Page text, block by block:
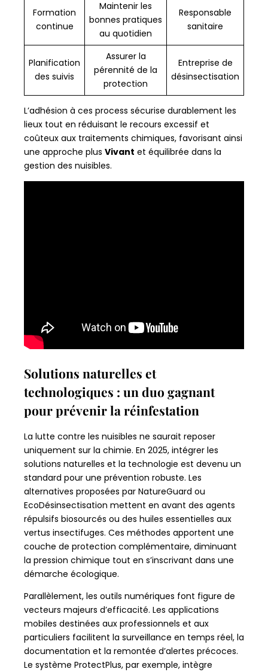
Formation
continue
Maintenir les
bonnes pratiques
au quotidien
Responsable
sanitaire
Planification
des suivis
Assurer la
pérennité de la
protection
Entreprise de
désinsectisation
L’adhésion à ces process sécurise durablement les
lieux tout en réduisant le recours excessif et
coûteux aux traitements chimiques, favorisant ainsi
une approche plus Vivant et équilibrée dans la
gestion des nuisibles.
Solutions naturelles et
technologiques : un duo gagnant
pour prévenir la réinfestation
La lutte contre les nuisibles ne saurait reposer
uniquement sur la chimie. En 2025, intégrer les
solutions naturelles et la technologie est devenu un
standard pour une prévention robuste. Les
alternatives proposées par NatureGuard ou
EcoDésinsectisation mettent en avant des agents
répulsifs biosourcés ou des huiles essentielles aux
vertus insectifuges. Ces méthodes apportent une
couche de protection complémentaire, diminuant
la pression chimique tout en s’inscrivant dans une
démarche écologique.
Parallèlement, les outils numériques font figure de
vecteurs majeurs d’efficacité. Les applications
mobiles destinées aux professionnels et aux
particuliers facilitent la surveillance en temps réel, la
documentation et la remontée d’alertes précoces.
Le système ProtectPlus, par exemple, intègre